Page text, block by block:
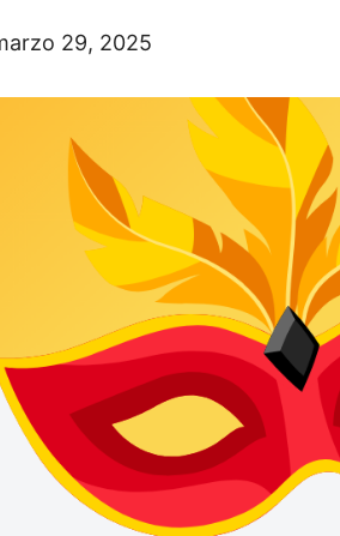
29, 2025